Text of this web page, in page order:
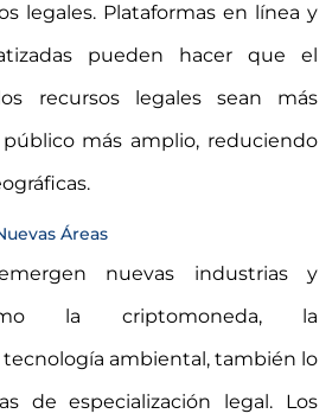
legales. Plataformas en línea y
pueden hacer que el
recursos legales sean más
más amplio, reduciendo
Áreas
nuevas industrias y
la criptomoneda, la
tecnología ambiental, también lo
de especialización legal. Los